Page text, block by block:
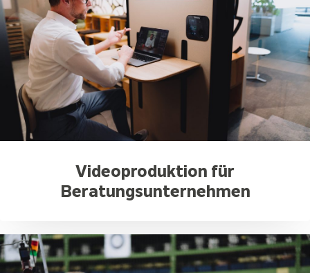
Videoproduktion für
Beratungsunternehmen